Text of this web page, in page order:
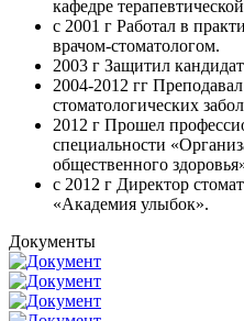
кафедре
с 2001 г Работал в
врачом-стоматологом.
2003 г Защитил
2004-2012 гг
стоматологических
2012 г Прошел
специальности
общественного
с 2012 г Директор
«Академия улыбок».
Документы